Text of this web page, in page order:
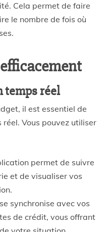
Cela permet de faire
le nombre de fois où
temps réel
il est essentiel de
Vous pouvez utiliser
permet de suivre
et de visualiser vos
synchronise avec vos
de crédit, vous offrant